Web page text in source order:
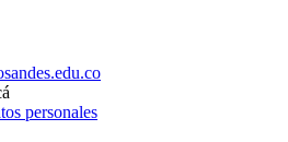
personales